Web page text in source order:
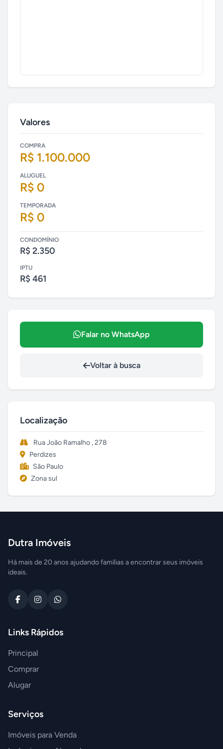
Valores
COMPRA
R$ 1.100.000
ALUGUEL
R$ 0
TEMPORADA
R$ 0
CONDOMÍNIO
R$ 2.350
IPTU
R$ 461
Falar no WhatsApp
Voltar à busca
Localização
Rua João Ramalho , 278
Perdizes
São Paulo
Zona sul
Dutra Imóveis
Há mais de 20 anos ajudando famílias a encontrar seus imóveis
ideais.
Links Rápidos
Principal
Comprar
Alugar
Serviços
Imóveis para Venda